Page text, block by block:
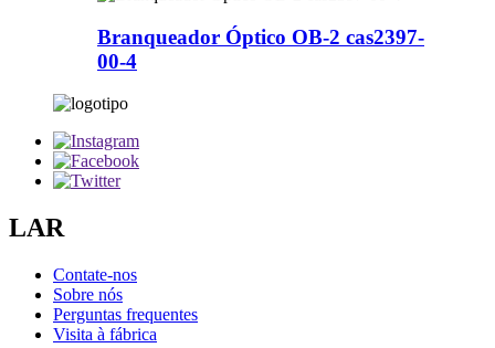
Branqueador Óptico OB-2 cas2397-
00-4
LAR
Contate-nos
Sobre nós
Perguntas frequentes
Visita à fábrica